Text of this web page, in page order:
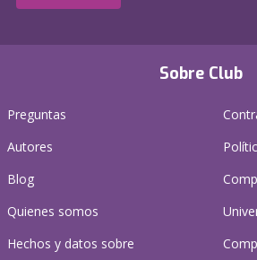
Sobre Club
Preguntas
Autores
Blog
Quienes somos
Hechos y datos sobre